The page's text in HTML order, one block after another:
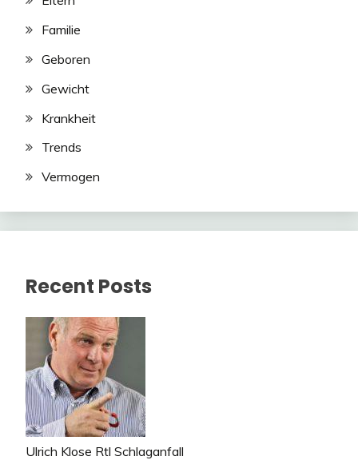
Familie
Geboren
Gewicht
Krankheit
Trends
Vermogen
Recent Posts
Ulrich Klose Rtl Schlaganfall